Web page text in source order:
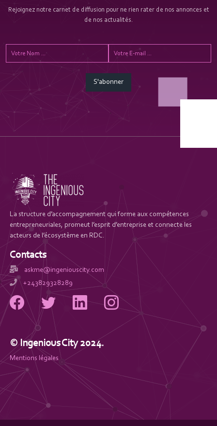
Rejoignez notre carnet de diffusion pour ne rien rater de nos annonces et
de nos actualités.
S'abonner
La structure d’accompagnement qui forme aux compétences
entrepreneuriales, promeut l’esprit d’entreprise et connecte les
acteurs de l’écosystème en RDC.
Contacts
askme@ingeniouscity.com
+243829328289
© Ingenious City 2024.
Mentions légales